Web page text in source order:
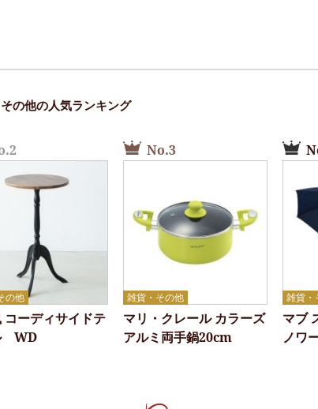
の他の人気ランキング
の他
コーディサイドテ
WD
No.3
雑貨・その他
マリ・クレール カラーズ
アルミ両手鍋20cm
雑貨・
マブ
ノワ